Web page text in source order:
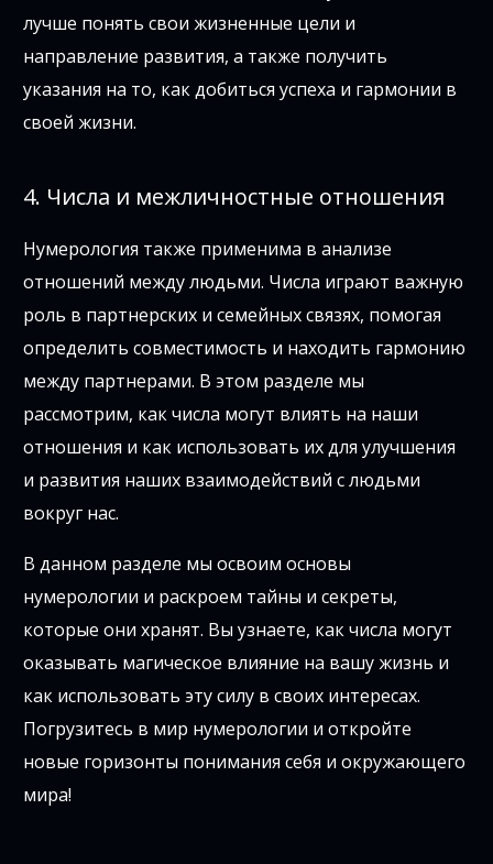
лучше понять свои жизненные цели и
направление развития, а также получить
указания на то, как добиться успеха и гармонии в
своей жизни.
4. Числа и межличностные отношения
Нумерология также применима в анализе
отношений между людьми. Числа играют важную
роль в партнерских и семейных связях, помогая
определить совместимость и находить гармонию
между партнерами. В этом разделе мы
рассмотрим, как числа могут влиять на наши
отношения и как использовать их для улучшения
и развития наших взаимодействий с людьми
вокруг нас.
В данном разделе мы освоим основы
нумерологии и раскроем тайны и секреты,
которые они хранят. Вы узнаете, как числа могут
оказывать магическое влияние на вашу жизнь и
как использовать эту силу в своих интересах.
Погрузитесь в мир нумерологии и откройте
новые горизонты понимания себя и окружающего
мира!